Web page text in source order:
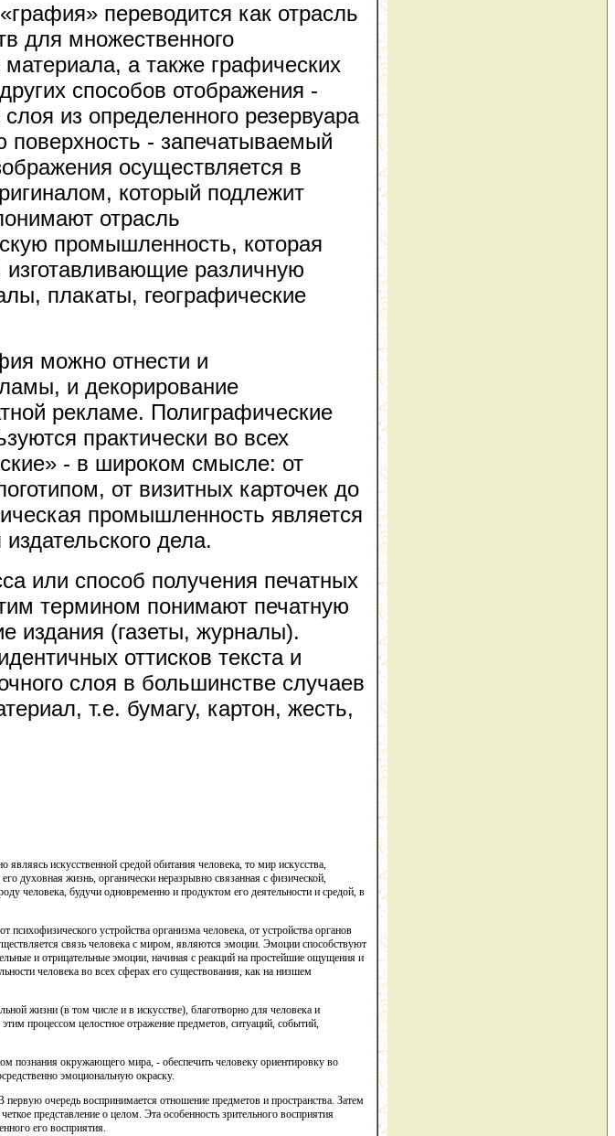
переводится как отрасль
для множественного
а также графических
способов отображения -
из определенного резервуара
- запечатываемый
осуществляется в
который подлежит
отрасль
промышленность, которая
различную
плакаты, географические
можно отнести и
и декорирование
рекламе. Полиграфические
практически во всех
- в широком смысле: от
от визитных карточек до
промышленность является
дела.
или способ получения печатных
термином понимают печатную
издания (газеты, журналы).
оттисков текста и
слоя в большинстве случаев
т.е. бумагу, картон, жесть,
искусственной средой обитания человека, то мир искусства,
духовная жизнь, органически неразрывно связанная с физической,
человека, будучи одновременно и продуктом его деятельности и средой, в
устройства организма человека, от устройства органов
связь человека с миром, являются эмоции. Эмоции способствуют
и отрицательные эмоции, начиная с реакций на простейшие ощущения и
человека во всех сферах его существования, как на низшем
жизни (в том числе и в искусстве), благотворно для человека и
процессом целостное отражение предметов, ситуаций, событий,
познания окружающего мира, - обеспечить человеку ориентировку во
эмоциональную окраску.
очередь воспринимается отношение предметов и пространства. Затем
представление о целом. Эта особенность зрительного восприятия
его восприятия.